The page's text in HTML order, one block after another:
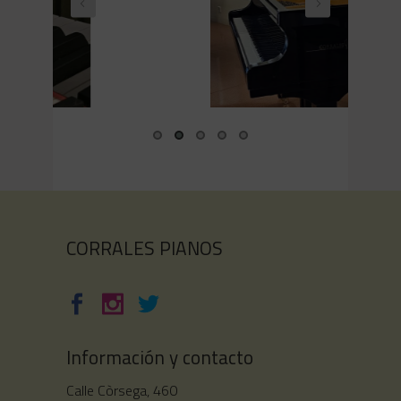
Piano de cola Tadashi de ocasión. Acabado
caoba pulido y en perfecto estado.
CORRALES PIANOS
Información y contacto
Calle Còrsega, 460